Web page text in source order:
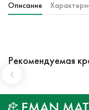
Описание
Рекомендуемая